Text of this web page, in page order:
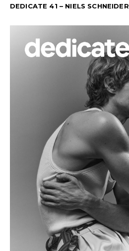
DEDICATE 41 – NIELS SCHNEIDER